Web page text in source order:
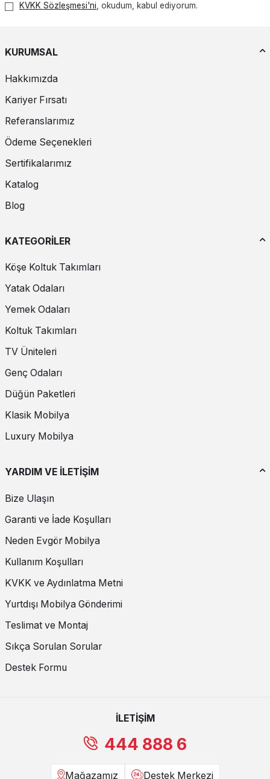
KVKK Sözleşmesi'ni, okudum, kabul ediyorum.
KURUMSAL
Hakkımızda
Kariyer Fırsatı
Referanslarımız
Ödeme Seçenekleri
Sertifikalarımız
Katalog
Blog
KATEGORİLER
Köşe Koltuk Takımları
Yatak Odaları
Yemek Odaları
Koltuk Takımları
TV Üniteleri
Genç Odaları
Düğün Paketleri
Klasik Mobilya
Luxury Mobilya
YARDIM VE İLETİŞİM
Bize Ulaşın
Garanti ve İade Koşulları
Neden Evgör Mobilya
Kullanım Koşulları
KVKK ve Aydınlatma Metni
Yurtdışı Mobilya Gönderimi
Teslimat ve Montaj
Sıkça Sorulan Sorular
Destek Formu
İLETİŞİM
444 888 6
Mağazamız Destek Merkezi